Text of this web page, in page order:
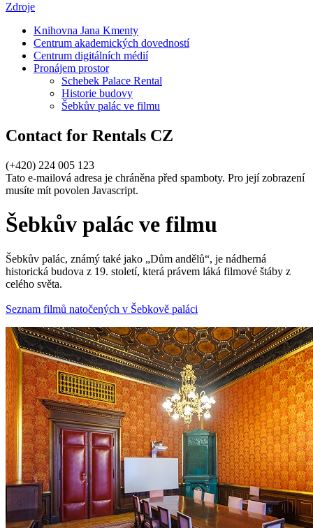
Zdroje
Knihovna Jana Kmenty
Centrum akademických dovedností
Centrum digitálních médií
Pronájem prostor
Schebek Palace Rental
Historie budovy
Šebkův palác ve filmu
Contact for Rentals CZ
(+420) 224 005 123
Tato e-mailová adresa je chráněna před spamboty. Pro její zobrazení
musíte mít povolen Javascript.
Šebkův palác ve filmu
Šebkův palác, známý také jako „Dům andělů“, je nádherná
historická budova z 19. století, která právem láká filmové štáby z
celého světa.
Seznam filmů natočených v Šebkově paláci